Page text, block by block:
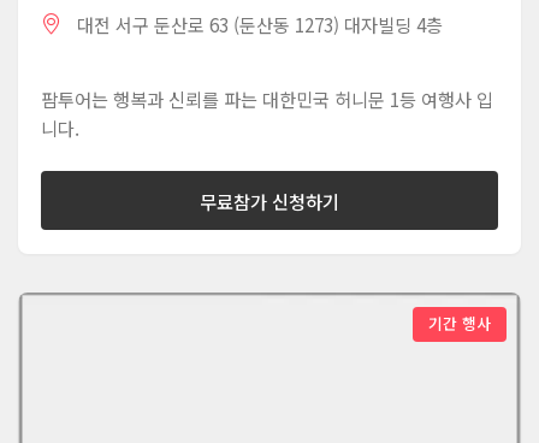
대전 서구 둔산로 63 (둔산동 1273) 대자빌딩 4층
팜투어는 행복과 신뢰를 파는 대한민국 허니문 1등 여행사 입
니다.
무료참가 신청하기
기간 행사